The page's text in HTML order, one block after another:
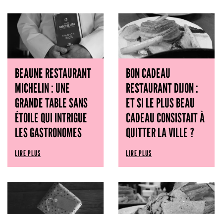
BEAUNE RESTAURANT
MICHELIN : UNE
GRANDE TABLE SANS
ÉTOILE QUI INTRIGUE
LES GASTRONOMES
LIRE PLUS
BON CADEAU
RESTAURANT DIJON :
ET SI LE PLUS BEAU
CADEAU CONSISTAIT À
QUITTER LA VILLE ?
LIRE PLUS